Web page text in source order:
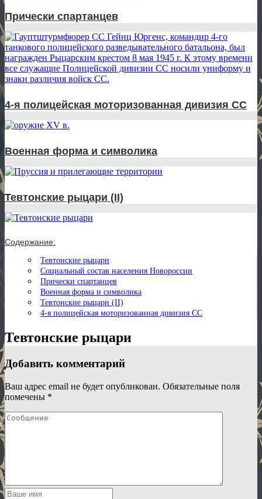
Прически спартанцев
4-я полицейская моторизованная дивизия СС
Военная форма и символика
Тевтонские рыцари (II)
Содержание:
Тевтонские рыцари
Социальный состав населения Новороссии
Прически спартанцев
Военная форма и символика
Тевтонские рыцари (II)
4-я полицейская моторизованная дивизия СС
Тевтонские рыцари
Добавить комментарий
Ваш адрес email не будет опубликован. Обязательные поля
помечены *